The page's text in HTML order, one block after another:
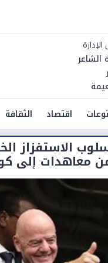
اقتصاد الثقافة
الاستفزاز
معاهدات إلى